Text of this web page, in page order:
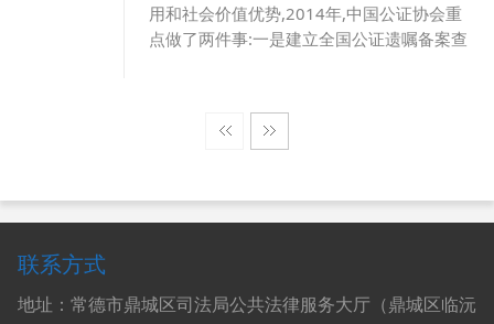
用和社会价值优势,2014年,中国公证协会重
点做了两件事:一是建立全国公证遗嘱备案查
联系方式
地址：常德市鼎城区司法局公共法律服务大厅（鼎城区临沅